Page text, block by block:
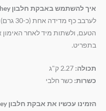
איך להשתמש באבקת חלבון Combat Whey?
הטעם, ולשתות מיד לאחר
בתפריט.
תכולה:
כשרות: כשר חלבי